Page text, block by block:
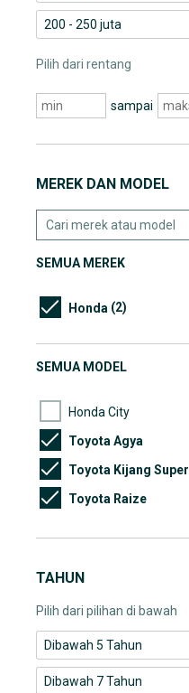
200 - 250 juta
Pilih dari rentang
sampai
MEREK DAN MODEL
SEMUA MEREK
Honda (2)
SEMUA MODEL
Honda City
Toyota Agya
Toyota Kijang Super
Toyota Raize
TAHUN
Pilih dari pilihan di bawah
Dibawah 5 Tahun
Dibawah 7 Tahun